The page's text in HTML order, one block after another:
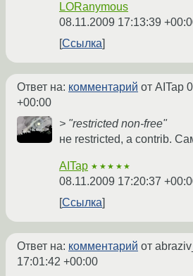
LORanymous
08.11.2009 17:13:39
Ссылка
Ответ на: комментарий от AITap
+00:00
> "restricted non-free"
не restricted, а contrib.
AITap ★★★★★
08.11.2009 17:20:37
Ссылка
Ответ на: комментарий от
17:01:42 +00:00